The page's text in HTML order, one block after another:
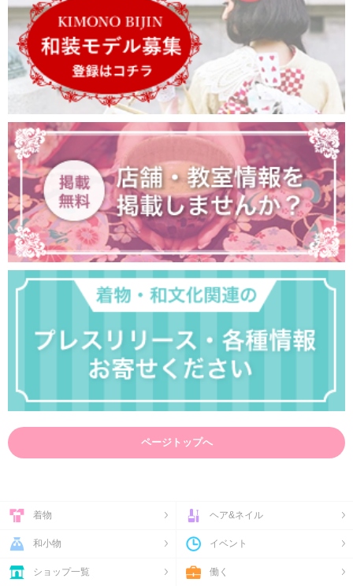
ページトップへ
着物 ヘア&ネイル
和小物 イベント
ショップ一覧 働く